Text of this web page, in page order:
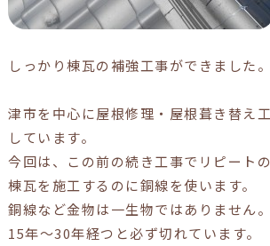
しっかり棟瓦の補強工事ができました。
津市を中心に屋根修理・屋根葺き替え
しています。
今回は、この前の続き工事でリピート
棟瓦を施工するのに銅線を使います。
銅線など金物は一生物ではありません
15年〜30年経つと必ず切れています。